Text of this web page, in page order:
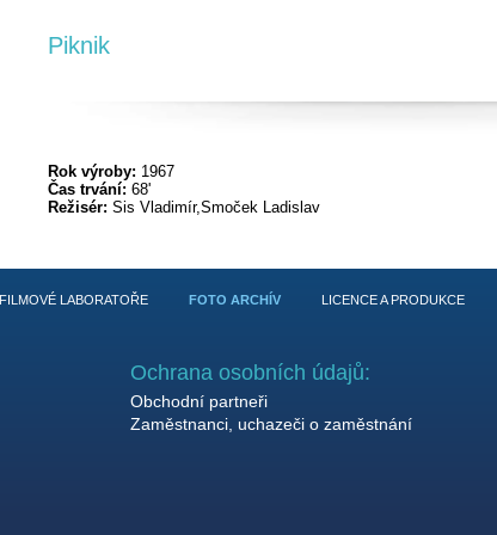
Piknik
Rok výroby: 1967
Čas trvání: 68'
Režisér: Sis Vladimír,Smoček Ladislav
FILMOVÉ LABORATOŘE FOTO ARCHÍV LICENCE A PRODUKCE
Ochrana osobních údajů:
Obchodní partneři
Zaměstnanci, uchazeči o zaměstnání